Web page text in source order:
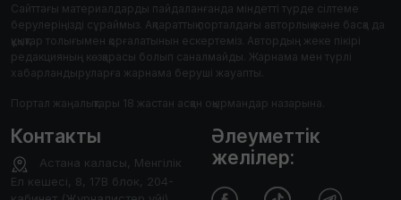
Сайттағы материалдарды пайдаланғанда міндетті түрде сілтеме
берулеріңізді сұраймыз. Ақпараттық порталдағы авторлық және басқа да
құқықтар толығымен қорғалатынын ескертеміз. Автордың жеке пікірі
редакцияның көзқарасы болып саналмайды. Жарнама мен түрлі
хабарландыруларға жарнама беруші жауапты.
Портал жаңалықтары 18 жастан асқан оқырмандар назарына.
Контакты
Астана каласы, Менгілік
Ел кешесі, 8, 17В блок, 204-
Әлеуметтік
желілер: